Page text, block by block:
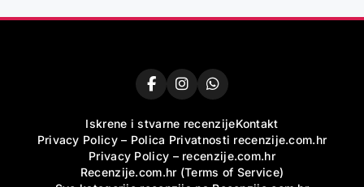
Iskrene i stvarne recenzijeKontakt
Privacy Policy – Polica Privatnosti recenzije.com.hr
Privacy Policy – recenzije.com.hr
Recenzije.com.hr (Terms of Service)